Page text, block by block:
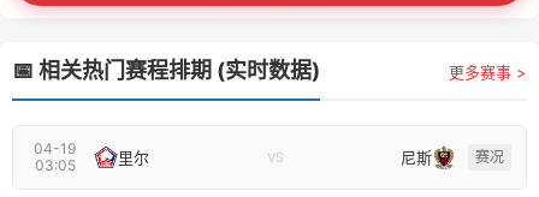
📅 相关热门赛程排期 (实时数据) 更多赛事 >
04-19
03:05
里尔 VS 尼斯 赛况